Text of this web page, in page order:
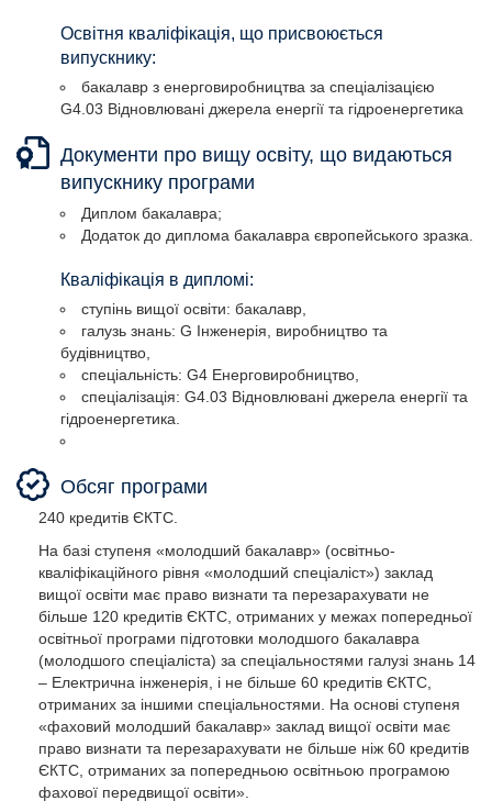
Освітня кваліфікація, що присвоюється
випускнику:
бакалавр з енерговиробництва за спеціалізацією
G4.03 Відновлювані джерела енергії та гідроенергетика
Документи про вищу освіту, що видаються
випускнику програми
Диплом бакалавра;
Додаток до диплома бакалавра європейського зразка.
Кваліфікація в дипломі:
ступінь вищої освіти: бакалавр,
галузь знань: G Інженерія, виробництво та
будівництво,
спеціальність: G4 Енерговиробництво,
спеціалізація: G4.03 Відновлювані джерела енергії та
гідроенергетика.
Обсяг програми
240 кредитів ЄКТС.
На базі ступеня «молодший бакалавр» (освітньо-
кваліфікаційного рівня «молодший спеціаліст») заклад
вищої освіти має право визнати та перезарахувати не
більше 120 кредитів ЄКТС, отриманих у межах попередньої
освітньої програми підготовки молодшого бакалавра
(молодшого спеціаліста) за спеціальностями галузі знань 14
– Електрична інженерія, і не більше 60 кредитів ЄКТС,
отриманих за іншими спеціальностями. На основі ступеня
«фаховий молодший бакалавр» заклад вищої освіти має
право визнати та перезарахувати не більше ніж 60 кредитів
ЄКТС, отриманих за попередньою освітньою програмою
фахової передвищої освіти».